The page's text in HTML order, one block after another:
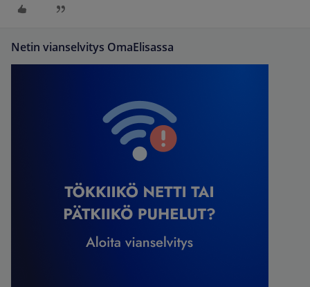
Netin vianselvitys OmaElisassa